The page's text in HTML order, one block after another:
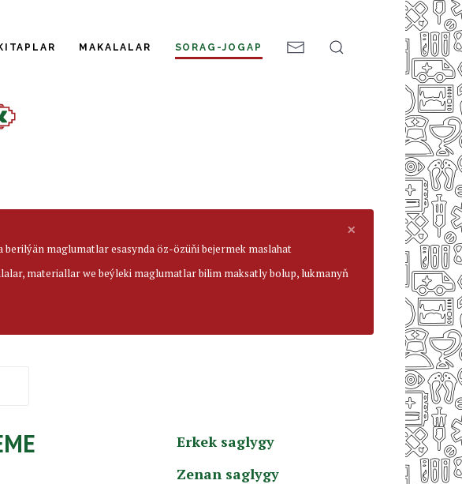
MAKALALAR SORAG-JOGAP
×
berilýän maglumatlar esasynda öz-özüňi bejermek maslahat
materiallar we beýleki maglumatlar bilim maksatly bolup, lukmanyň
Erkek saglygy
Zenan saglygy